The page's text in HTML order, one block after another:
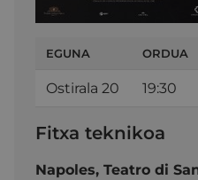
EGUNA ORDUA
Ostirala 20 19:30
Fitxa teknikoa
Napoles, Teatro di